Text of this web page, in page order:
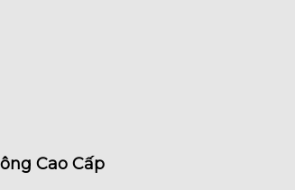
Cao Cấp